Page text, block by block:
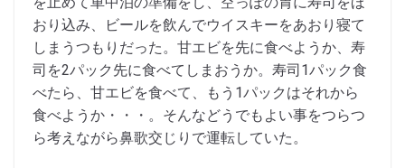
おり込み、ビールを飲んでウイスキーをあおり寝て
しまうつもりだった。甘エビを先に食べようか、寿
司を2パック先に食べてしまおうか。寿司1パック食
べたら、甘エビを食べて、もう1パックはそれから
食べようか・・・。そんなどうでもよい事をつらつ
ら考えながら鼻歌交じりで運転していた。